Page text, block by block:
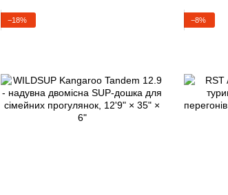
−18% −8%